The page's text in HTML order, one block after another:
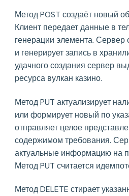
Метод POST создаёт новый
Клиент передает данные в
генерации элемента.
и генерирует запись в
удачного создания сервер
ресурса вулкан казино.
Метод PUT актуализирует
или формирует новый по
отправляет целое
содержимом требования.
актуальные информацию на
Метод PUT считается
Метод DELETE стирает